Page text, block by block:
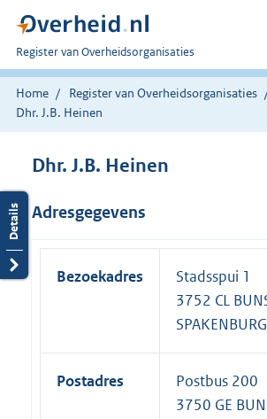
U
bent
nu
hier:
Register van Overheidsorganisaties
Home Register van Overheidsorganisaties
Dhr. J.B. Heinen
Dhr. J.B. Heinen
Adresgegevens
Bezoekadres
Stadsspui 1
3752 CL
SPAKENBURG
Postadres
Postbus 200
3750 GE